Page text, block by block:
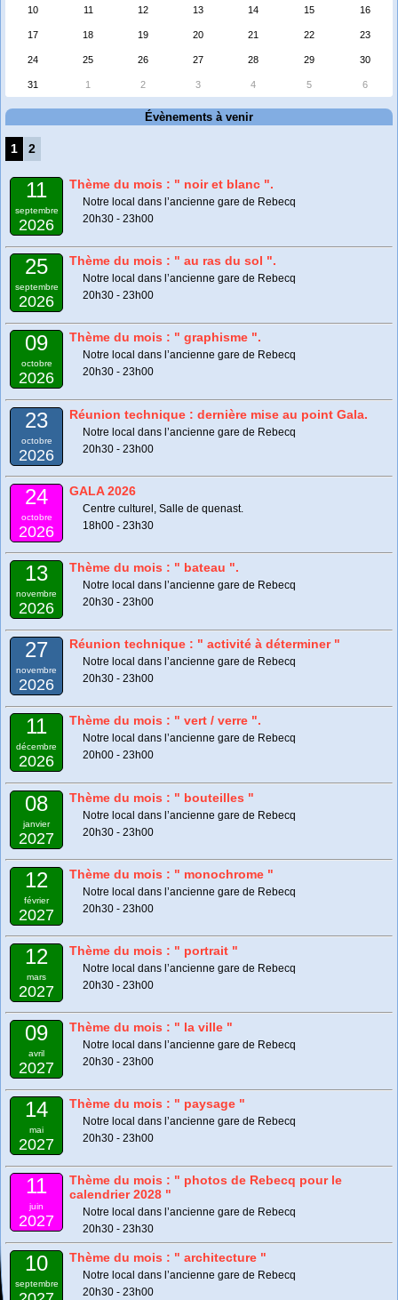
10 11 12 13 14 15 16
17 18 19 20 21 22 23
24 25 26 27 28 29 30
31 1 2 3 4 5 6
Évènements à venir
1 2
11
septembre
2026
Thème du mois : " noir et blanc ".
Notre local dans l’ancienne gare de Rebecq
20h30 - 23h00
25
septembre
2026
Thème du mois : " au ras du sol ".
Notre local dans l’ancienne gare de Rebecq
20h30 - 23h00
09
octobre
2026
Thème du mois : " graphisme ".
Notre local dans l’ancienne gare de Rebecq
20h30 - 23h00
23
octobre
2026
Réunion technique : dernière mise au point Gala.
Notre local dans l’ancienne gare de Rebecq
20h30 - 23h00
24
octobre
2026
GALA 2026
Centre culturel, Salle de quenast.
18h00 - 23h30
13
novembre
2026
Thème du mois : " bateau ".
Notre local dans l’ancienne gare de Rebecq
20h30 - 23h00
27
novembre
2026
Réunion technique : " activité à déterminer "
Notre local dans l’ancienne gare de Rebecq
20h30 - 23h00
11
décembre
2026
Thème du mois : " vert / verre ".
Notre local dans l’ancienne gare de Rebecq
20h00 - 23h00
08
janvier
2027
Thème du mois : " bouteilles "
Notre local dans l’ancienne gare de Rebecq
20h30 - 23h00
12
février
2027
Thème du mois : " monochrome "
Notre local dans l’ancienne gare de Rebecq
20h30 - 23h00
12
mars
2027
Thème du mois : " portrait "
Notre local dans l’ancienne gare de Rebecq
20h30 - 23h00
09
avril
2027
Thème du mois : " la ville "
Notre local dans l’ancienne gare de Rebecq
20h30 - 23h00
14
mai
2027
Thème du mois : " paysage "
Notre local dans l’ancienne gare de Rebecq
20h30 - 23h00
11
juin
2027
Thème du mois : " photos de Rebecq pour le
calendrier 2028 "
Notre local dans l’ancienne gare de Rebecq
20h30 - 23h30
10
septembre
Thème du mois : " architecture "
Notre local dans l’ancienne gare de Rebecq
20h30 - 23h00